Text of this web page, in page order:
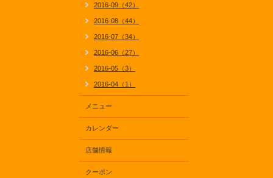
2016-09（42）
2016-08（44）
2016-07（34）
2016-06（27）
2016-05（3）
2016-04（1）
メニュー
カレンダー
店舗情報
クーポン